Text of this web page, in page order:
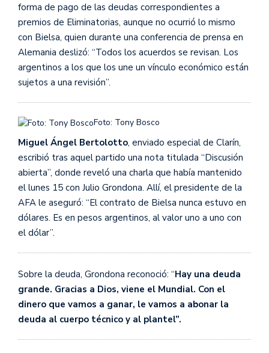
forma de pago de las deudas correspondientes a
premios de Eliminatorias, aunque no ocurrió lo mismo
con Bielsa, quien durante una conferencia de prensa en
Alemania deslizó: “Todos los acuerdos se revisan. Los
argentinos a los que los une un vínculo económico están
sujetos a una revisión”.
Foto: Tony Bosco
Miguel Ángel Bertolotto, enviado especial de Clarín,
escribió tras aquel partido una nota titulada “Discusión
abierta”, donde reveló una charla que había mantenido
el lunes 15 con Julio Grondona. Allí, el presidente de la
AFA le aseguró: “El contrato de Bielsa nunca estuvo en
dólares. Es en pesos argentinos, al valor uno a uno con
el dólar”.
Sobre la deuda, Grondona reconoció: “Hay una deuda
grande. Gracias a Dios, viene el Mundial. Con el
dinero que vamos a ganar, le vamos a abonar la
deuda al cuerpo técnico y al plantel”.